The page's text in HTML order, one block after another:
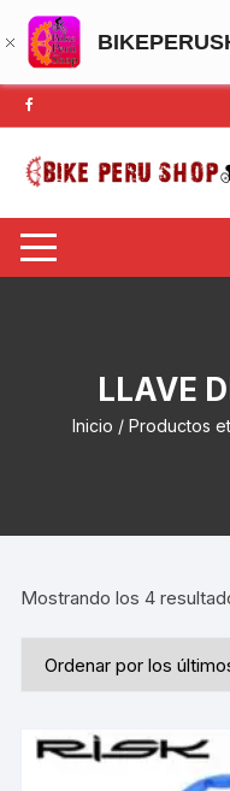
Saltar
al
contenido
LLAVE
Inicio / Productos
Mostrando los 4